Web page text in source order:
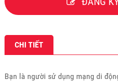
CHI TIẾT
Bạn là người sử dụng mạng di